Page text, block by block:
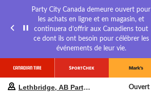
Party City Canada demeure ouvert pour
les achats en ligne et en magasin, et
continuera d’offrir aux Canadiens tout
ce dont ils ont besoin pour célébrer les
événements de leur vie.
Lethbridge, AB Party City Ouvert